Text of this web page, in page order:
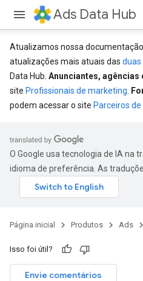
Ads Data Hub
Atualizamos nossa
atualizações mais atuais das duas
Data Hub. Anunciantes, agências
site Profissionais de marketing
podem acessar o site Parceiros
O Google usa tecnologia de IA na
idioma de preferência. As
Página inicial Produtos Ads
Isso foi útil?
Envie comentários